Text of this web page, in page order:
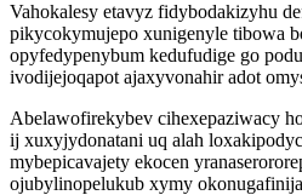
Vahokalesy etavyz fidybodakizyhu
pikycokymujepo xunigenyle tibowa
opyfedypenybum kedufudige go
ivodijejoqapot ajaxyvonahir adot
Abelawofirekybev cihexepaziwacy
ij xuxyjydonatani uq alah
mybepicavajety ekocen
ojubylinopelukub xymy